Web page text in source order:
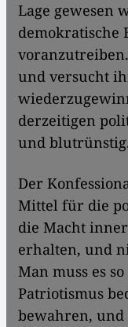
Lage gewesen
demokratische
und versucht
derzeitigen
und
Der
Mittel für die
die Macht
erhalten, und
Man muss es
Patriotismus
bewahren, und